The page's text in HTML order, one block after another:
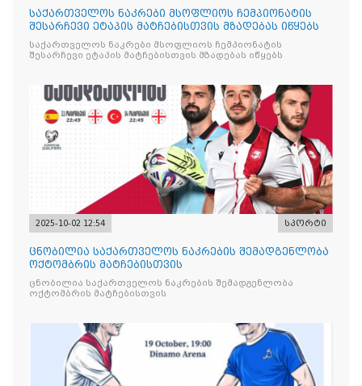
საქართველოს ნაკრები მსოფლიოს ჩემპიონატის
შესარჩევი ეტაპის მატჩებისთვის მზადებას იწყებს
საქართველოს ნაკრები მსოფლიოს ჩემპიონატის
შესარჩევი ეტაპის მატჩებისთვის მზადებას იწყებს
2025-10-02 12:54 სპორტი
ცნობილია საქართველოს ნაკრების შემადგენლობა
ოქტომბრის მატჩებისთვის
ცნობილია საქართველოს ნაკრების შემადგენლობა
ოქტომბრის მატჩებისთვის